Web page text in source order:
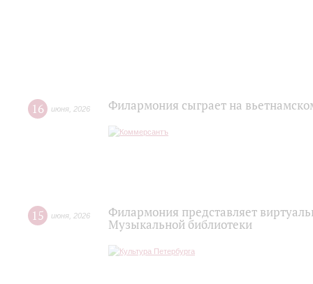
16 июня 2026 Филармония сыграет на
15 июня 2026
Филармония представляет
Музыкальной библиотеки